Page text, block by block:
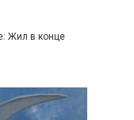
Жил в конце